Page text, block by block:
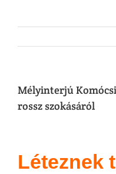
Mélyinterjú
rossz szokásáról
Léteznek